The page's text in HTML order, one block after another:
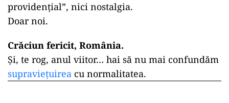
providențial”, nici nostalgia.
Doar noi.
Crăciun fericit, România.
Și, te rog, anul viitor… hai să nu mai confundăm
supraviețuirea cu normalitatea.